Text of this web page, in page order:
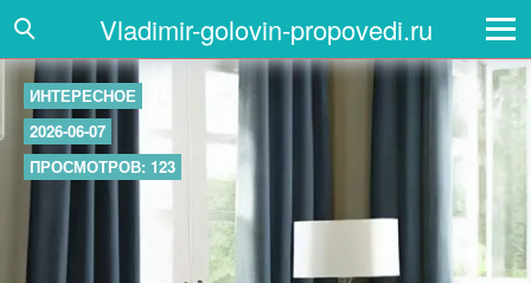
Vladimir-golovin-propovedi.ru
ИНТЕРЕСНОЕ
2026-06-07
ПРОСМОТРОВ: 123